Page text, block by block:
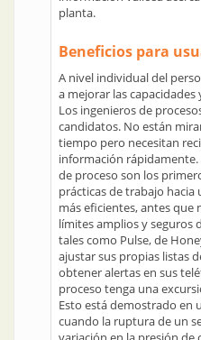
planta.
Beneficios para
A nivel individual del
a mejorar las capacidades
Los ingenieros de
candidatos. No están
tiempo pero necesitan
información
de proceso son los
prácticas de trabajo
más eficientes, antes
límites amplios y seguros
tales como Pulse, de
ajustar sus propias listas
obtener alertas en sus
proceso tenga una
Esto está demostrado en
cuando la ruptura de un